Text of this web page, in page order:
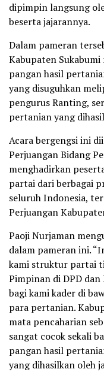
dipimpin langsung
beserta jajarannya.
Dalam pameran
Kabupaten
pangan hasil
yang disuguhkan
pengurus Ranting,
pertanian yang
Acara bergengsi ini
Perjuangan Bidang
menghadirkan
partai dari berbagai
seluruh Indonesia,
Perjuangan
Paoji Nurjaman
dalam pameran ini.
kami struktur partai
Pimpinan di DPD dan
bagi kami kader di
para pertanian.
mata pencaharian
sangat cocok sekali
pangan hasil
yang dihasilkan oleh